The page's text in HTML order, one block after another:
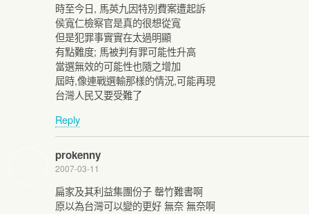
時至今日, 馬英九因特別費案遭起訴
侯寬仁檢察官是真的很想從寬
但是犯罪事實實在太過明顯
有點難度; 馬被判有罪可能性升高
當選無效的可能性也隨之增加
屆時,像連戰選輸那樣的情況,可能再現
台灣人民又要受難了
Reply
prokenny
2007-03-11
扁家及其利益集團份子 罄竹難書啊
原以為台灣可以變的更好 無奈 無奈啊